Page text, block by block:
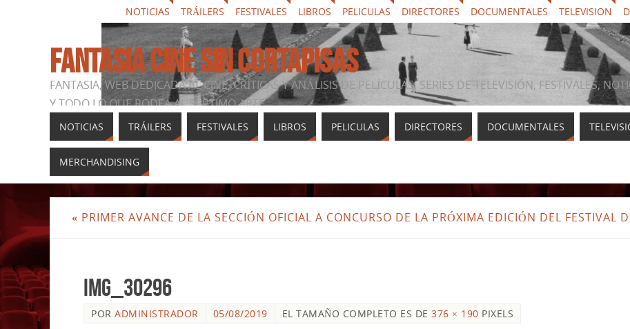
NOTICIAS TRÁILERS FESTIVALES LIBROS PELICULAS DIRECTORES DOCUMENTALES TELEVISION
FANTASIA CINE SIN CORTAPISAS
FANTASIA, WEB DEDICADA AL CINE, CRÍTICAS Y ANÁLISIS DE PELÍCULAS, SERIES DE TELEVISIÓN, FESTIVALES,
Y TODO LO QUE RODEA AL SÉPTIMO ARTE
NOTICIAS TRÁILERS FESTIVALES LIBROS PELICULAS DIRECTORES DOCUMENTALES
MERCHANDISING
« PRIMER AVANCE DE LA SECCIÓN OFICIAL A CONCURSO DE LA PRÓXIMA EDICIÓN DEL FESTIVAL
img_30296
POR ADMINISTRADOR 05/08/2019 EL TAMAÑO COMPLETO ES DE 376 × 190 PIXELS